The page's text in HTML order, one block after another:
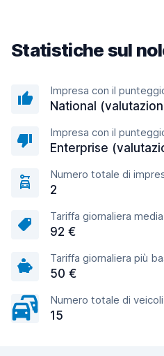
Statistiche sul
Impresa con il
National
Impresa con il
Enterprise
Numero totale di
2
Tariffa giornaliera media
92 €
Tariffa giornaliera più
50 €
Numero totale di
15